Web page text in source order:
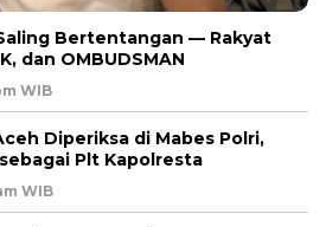
Bertentangan — Rakyat
dan OMBUDSMAN
WIB
Diperiksa di Mabes Polri,
Plt Kapolresta
WIB